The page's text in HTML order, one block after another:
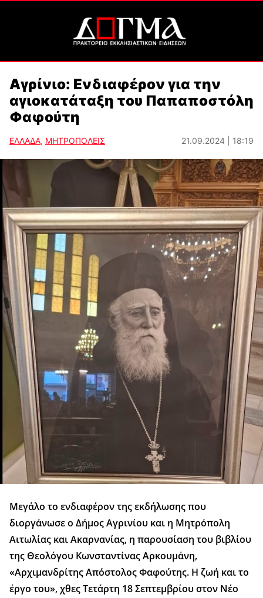
Αγρίνιο: Ενδιαφέρον για την
αγιοκατάταξη του Παπαποστόλη
Φαφούτη
ΕΛΛΑΔΑ, ΜΗΤΡΟΠΟΛΕΙΣ 21.09.2024 | 18:19
Μεγάλο το ενδιαφέρον της εκδήλωσης που
διοργάνωσε ο Δήμος Αγρινίου και η Μητρόπολη
Αιτωλίας και Ακαρνανίας, η παρουσίαση του βιβλίου
της Θεολόγου Κωνσταντίνας Αρκουμάνη,
«Αρχιμανδρίτης Απόστολος Φαφούτης. Η ζωή και το
έργο του», χθες Τετάρτη 18 Σεπτεμβρίου στον Νέο